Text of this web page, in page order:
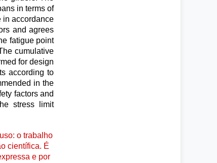
in terms of
in accordance
and agrees
fatigue point
cumulative
for design
according to
in the
factors and
stress limit
o trabalho
científica. É
e por